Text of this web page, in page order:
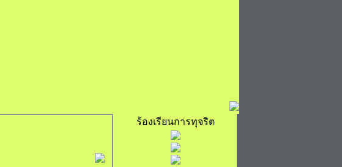
ร้องเรียนการทุจริต